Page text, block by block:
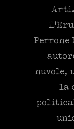
Arti.
Perrone
nuvole,
la